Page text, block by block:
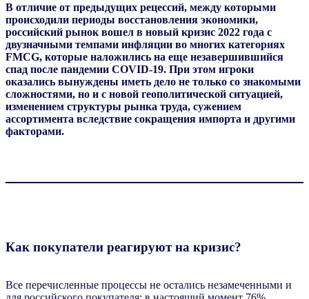
В отличие от предыдущих рецессий, между которыми
происходили периоды восстановления экономики,
российский рынок вошел в новый кризис 2022 года с
двузначными темпами инфляции во многих категориях
FMCG, которые наложились на еще незавершившийся
спад после пандемии COVID-19. При этом игроки
оказались вынуждены иметь дело не только со знакомыми
сложностями, но и с новой геополитической ситуацией,
изменением структуры рынка труда, сужением
ассортимента вследствие сокращения импорта и другими
факторами.
Как покупатели реагируют на кризис?
Все перечисленные процессы не остались незамеченными и